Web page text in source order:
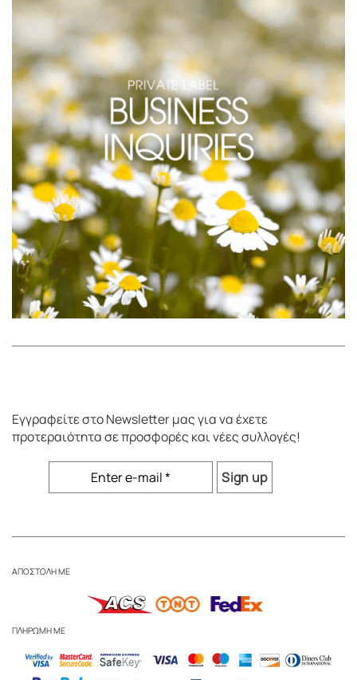
Εγγραφείτε στοNewsletterμας για να έχετε
προτεραιότητα σε προσφορές και νέες συλλογές!
ΑΠΟΣΤΟΛΗ ΜΕ
ΠΛΗΡΩΜΗ ΜΕ